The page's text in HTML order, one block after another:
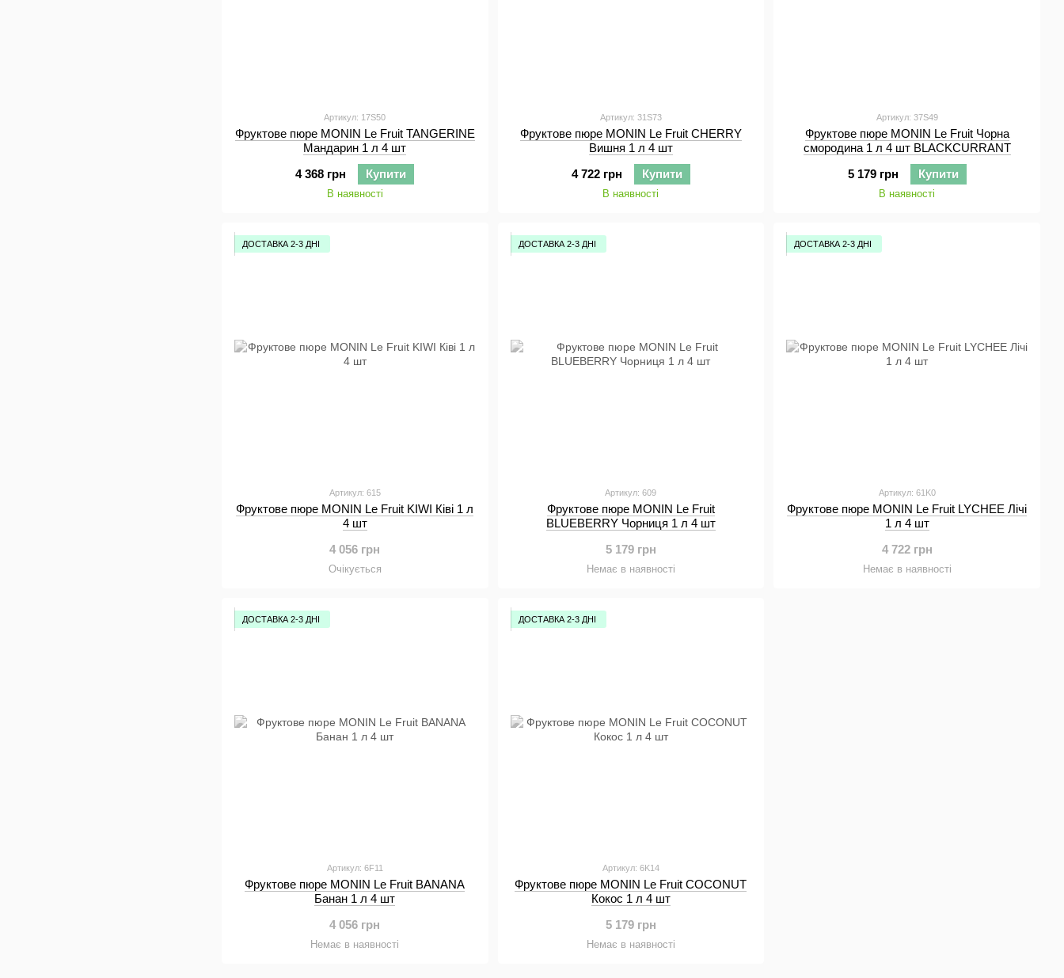
Артикул: 17S50
Фруктове пюре MONIN Le Fruit TANGERINE
Мандарин 1 л 4 шт
4 368 грн
Купити
В наявності
Артикул: 31S73
Фруктове пюре MONIN Le Fruit CHERRY
Вишня 1 л 4 шт
4 722 грн
Купити
В наявності
Артикул: 37S49
Фруктове пюре MONIN Le Fruit Чорна
смородина 1 л 4 шт BLACKCURRANT
5 179 грн
Купити
В наявності
ДОСТАВКА 2-3 ДНІ
Артикул: 615
Фруктове пюре MONIN Le Fruit KIWI Ківі 1 л
4 шт
4 056 грн
Очікується
ДОСТАВКА 2-3 ДНІ
Артикул: 609
Фруктове пюре MONIN Le Fruit
BLUEBERRY Чорниця 1 л 4 шт
5 179 грн
Немає в наявності
ДОСТАВКА 2-3 ДНІ
Артикул: 61K0
Фруктове пюре MONIN Le Fruit LYCHEE Лічі
1 л 4 шт
4 722 грн
Немає в наявності
ДОСТАВКА 2-3 ДНІ
Артикул: 6F11
Фруктове пюре MONIN Le Fruit BANANA
Банан 1 л 4 шт
4 056 грн
Немає в наявності
ДОСТАВКА 2-3 ДНІ
Артикул: 6K14
Фруктове пюре MONIN Le Fruit COCONUT
Кокос 1 л 4 шт
5 179 грн
Немає в наявності